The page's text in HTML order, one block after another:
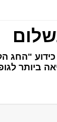
שהוא
ביותר